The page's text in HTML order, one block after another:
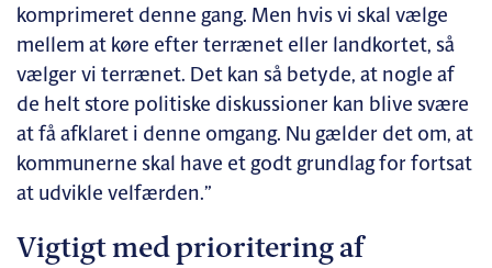
komprimeret denne gang. Men hvis vi skal vælge
mellem at køre efter terrænet eller landkortet, så
vælger vi terrænet. Det kan så betyde, at nogle af
de helt store politiske diskussioner kan blive svære
at få afklaret i denne omgang. Nu gælder det om, at
kommunerne skal have et godt grundlag for fortsat
at udvikle velfærden.”
Vigtigt med prioritering af